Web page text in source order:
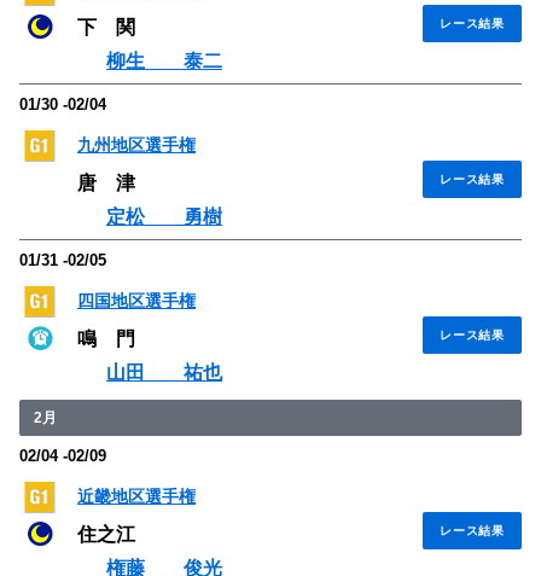
レース結果
下 関
柳生 泰二
01/30 -02/04
九州地区選手権
レース結果
唐 津
定松 勇樹
01/31 -02/05
四国地区選手権
レース結果
鳴 門
山田 祐也
2月
02/04 -02/09
近畿地区選手権
レース結果
住之江
権藤 俊光